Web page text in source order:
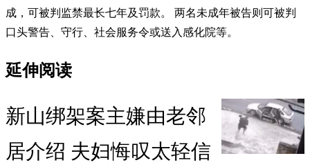
成，可被判监禁最长七年及罚款。 两名未成年被告则可被判
口头警告、守行、社会服务令或送入感化院等。
延伸阅读
新山绑架案主嫌由老邻
居介绍 夫妇悔叹太轻信